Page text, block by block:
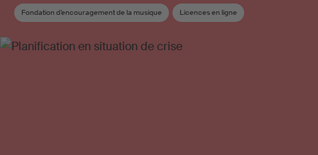
Fondation d’encouragement de la musique Licences en ligne